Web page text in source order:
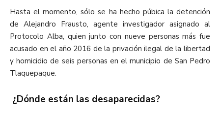
Hasta el momento, sólo se ha hecho púbica la detención
de Alejandro Frausto, agente investigador asignado al
Protocolo Alba, quien junto con nueve personas más fue
acusado en el año 2016 de la privación ilegal de la libertad
y homicidio de seis personas en el municipio de San Pedro
Tlaquepaque.
¿Dónde están las desaparecidas?